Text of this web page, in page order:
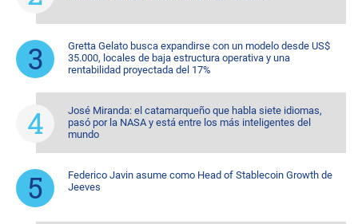
Gretta Gelato busca expandirse con un modelo desde US$
35.000, locales de baja estructura operativa y una
rentabilidad proyectada del 17%
José Miranda: el catamarqueño que habla siete idiomas,
pasó por la NASA y está entre los más inteligentes del
mundo
Federico Javin asume como Head of Stablecoin Growth de
Jeeves